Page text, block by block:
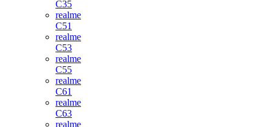
C35
realme
C51
realme
C53
realme
C55
realme
C61
realme
C63
realme